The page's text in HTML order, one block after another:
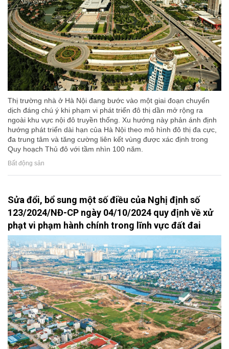
Thị trường nhà ở Hà Nội đang bước vào một giai đoạn chuyển
dịch đáng chú ý khi phạm vi phát triển đô thị dần mở rộng ra
ngoài khu vực nội đô truyền thống. Xu hướng này phản ánh định
hướng phát triển dài hạn của Hà Nội theo mô hình đô thị đa cực,
đa trung tâm và tăng cường liên kết vùng được xác định trong
Quy hoạch Thủ đô với tầm nhìn 100 năm.
Bất động sản
Sửa đổi, bổ sung một số điều của Nghị định số
123/2024/NĐ-CP ngày 04/10/2024 quy định về xử
phạt vi phạm hành chính trong lĩnh vực đất đai